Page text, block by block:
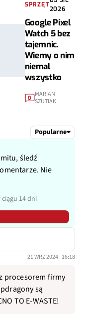
SPRZĘT
2026
Google Pixel
Watch 5 bez
tajemnic.
Wiemy o nim
niemal
wszystko
0
MARIAN
SZUTIAK
Popularne
śledź
Nie
14 dni
21 WRZ 2024 · 16:18
procesorem firmy
są
TO E-WASTE!